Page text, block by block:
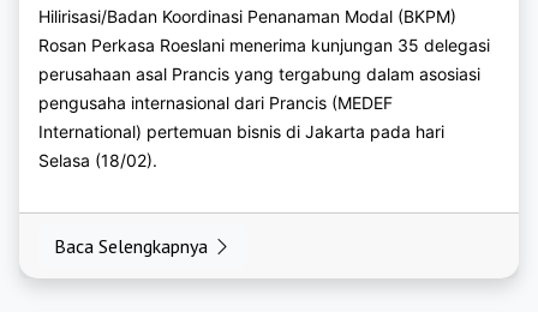
https://bkpmkotapasuruan.com
https://bkpmkotaprobolinggo.com
https://bkpmbengkayang.com
https://bkpmketapang.org
Hilirisasi/Badan Koordinasi Penanaman Modal (BKPM)
Rosan Perkasa Roeslani menerima kunjungan 35 delegasi
perusahaan asal Prancis yang tergabung dalam asosiasi
pengusaha internasional dari Prancis (MEDEF
International) pertemuan bisnis di Jakarta pada hari
Selasa (18/02).
Baca Selengkapnya